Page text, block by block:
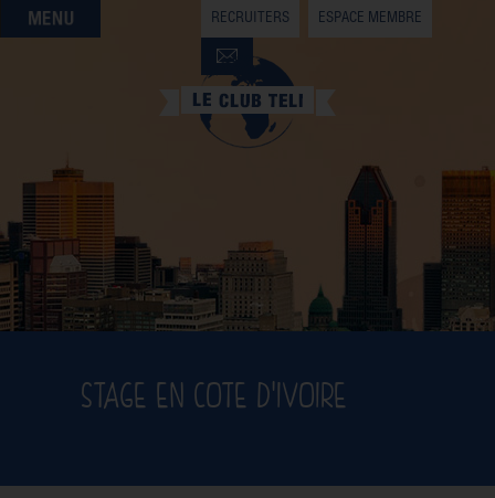
QUI SOMMES-NOUS
QUE CHERCHEZ-VOUS ?
NOS OFFRES PARTENAIRES
DEVENIR MEMBRE
RECRUITERS ESPACE MEMBRE
STAGE EN COTE D'IVOIRE